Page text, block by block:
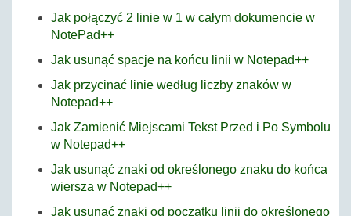
Jak połączyć 2 linie w 1 w całym dokumencie w
NotePad++
Jak usunąć spacje na końcu linii w Notepad++
Jak przycinać linie według liczby znaków w
Notepad++
Jak Zamienić Miejscami Tekst Przed i Po Symbolu
w Notepad++
Jak usunąć znaki od określonego znaku do końca
wiersza w Notepad++
Jak usunąć znaki od początku linii do określonego